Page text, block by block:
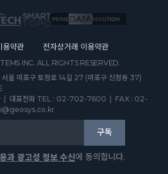
용약관 전자상거래 이용약관
INC. ALL RIGHTS RESERVED.
울 마포구 토정로 14길 27 (마포구 신정동 37)
자 | 대표전화 TEL : 02-702-7600 | FAX : 02-
구독
과 광고성 정보 수신에 동의합니다.